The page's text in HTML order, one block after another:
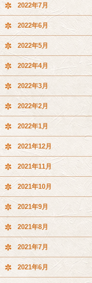
2022年7月
2022年6月
2022年5月
2022年4月
2022年3月
2022年2月
2022年1月
2021年12月
2021年11月
2021年10月
2021年9月
2021年8月
2021年7月
2021年6月